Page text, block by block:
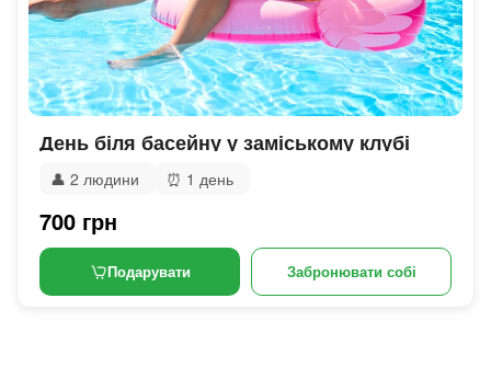
День біля басейну у заміському клубі
👤 2 людини ⏰ 1 день
700 грн
Подарувати Забронювати собі